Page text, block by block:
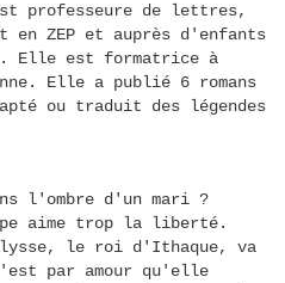
professeure de lettres,
en ZEP et auprès d'enfants
Elle est formatrice à
Elle a publié 6 romans
ou traduit des légendes
l'ombre d'un mari ?
aime trop la liberté.
le roi d'Ithaque, va
par amour qu'elle